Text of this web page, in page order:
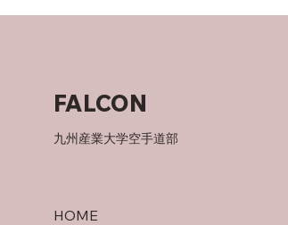
HOME
FALCON
九州産業大学空手道部